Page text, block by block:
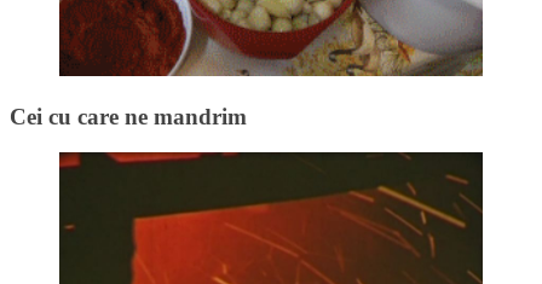
Cei cu care ne mandrim